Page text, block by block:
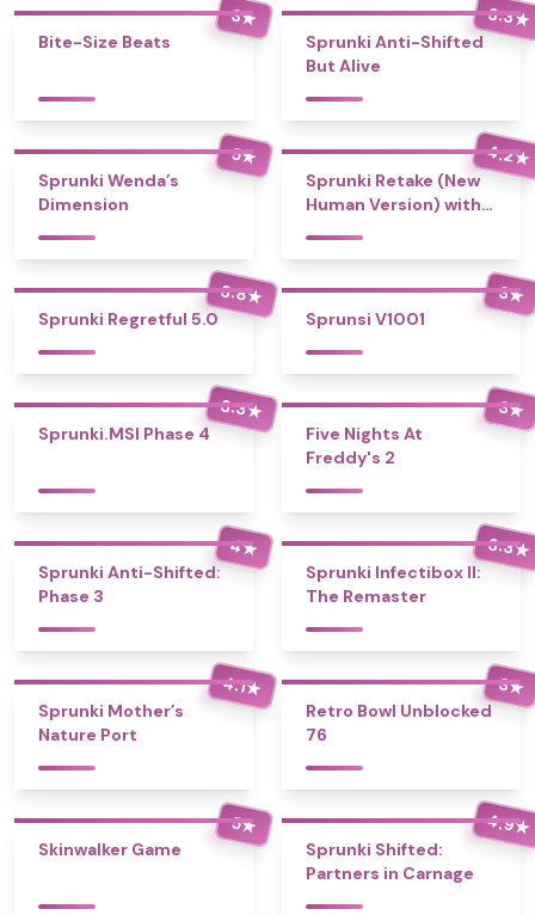
3★
Bite-Size Beats
3.3★
Sprunki Anti-Shifted
But Alive
5★
Sprunki Wenda’s
Dimension
4.2★
Sprunki Retake (New
Human Version) with
3.8★
Sprunki Regretful 5.0
3★
Sprunsi V1001
3.3★
Sprunki.MSI Phase 4
3★
Five Nights At
Freddy's 2
4★
Sprunki Anti-Shifted:
Phase 3
3.3★
Sprunki Infectibox II:
The Remaster
4.1★
Sprunki Mother’s
Nature Port
3★
Retro Bowl Unblocked
76
5★
Skinwalker Game
4.9★
Sprunki Shifted:
Partners in Carnage